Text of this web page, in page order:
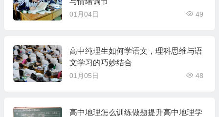
01月04日 49
高中纯理生如何学语文，理科思维与语
文学习的巧妙结合
01月05日 48
高中地理怎么训练做题提升高中地理学